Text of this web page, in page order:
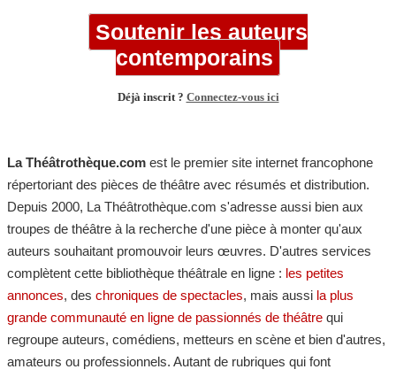
Soutenir les auteurs
contemporains
Déjà inscrit ? Connectez-vous ici
La Théâtrothèque.com est le premier site internet francophone
répertoriant des pièces de théâtre avec résumés et distribution.
Depuis 2000, La Théâtrothèque.com s'adresse aussi bien aux
troupes de théâtre à la recherche d'une pièce à monter qu'aux
auteurs souhaitant promouvoir leurs œuvres. D'autres services
complètent cette bibliothèque théâtrale en ligne : les petites
annonces, des chroniques de spectacles, mais aussi la plus
grande communauté en ligne de passionnés de théâtre qui
regroupe auteurs, comédiens, metteurs en scène et bien d'autres,
amateurs ou professionnels. Autant de rubriques qui font